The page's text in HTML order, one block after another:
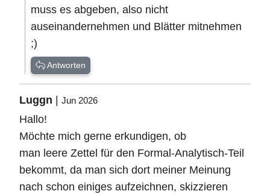
muss es abgeben, also nicht
auseinandernehmen und Blätter mitnehmen
;)
Antworten
Luggn Jun 2026
Hallo!
Möchte mich gerne erkundigen, ob
man leere Zettel für den Formal-Analytisch-Teil
bekommt, da man sich dort meiner Meinung
nach schon einiges aufzeichnen, skizzieren